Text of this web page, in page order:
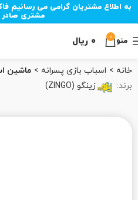
به اطلاع مشتریان گرامی می رسانیم
مشتری صادر
منو 0 ۰ ریال
خانه اسباب بازی پسرانه
ماشین
برند:
زینگو (ZINGO)